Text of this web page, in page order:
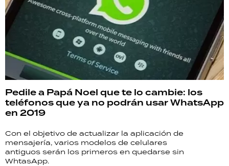
Pedile a Papá Noel que te lo cambie: los
teléfonos que ya no podrán usar WhatsApp
en 2019
Con el objetivo de actualizar la aplicación de
mensajería, varios modelos de celulares
antiguos serán los primeros en quedarse sin
WhtasApp.